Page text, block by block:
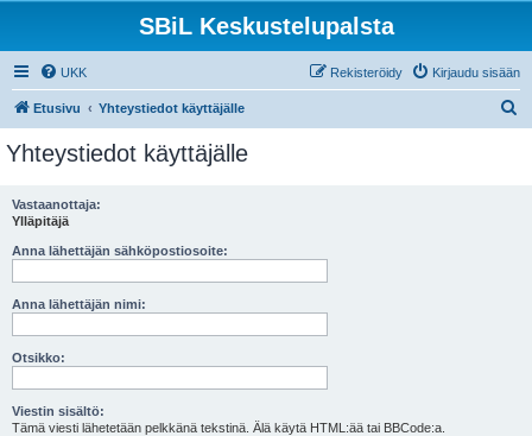
SBiL Keskustelupalsta
UKK Kirjaudu sisään
Rekisteröidy
Etusivu Yhteystiedot käyttäjälle
Yhteystiedot käyttäjälle
Vastaanottaja:
Ylläpitäjä
Anna lähettäjän sähköpostiosoite:
Anna lähettäjän nimi:
Otsikko:
Viestin sisältö:
Tämä viesti lähetetään pelkkänä tekstinä. Älä käytä HTML:ää tai BBCode:a.